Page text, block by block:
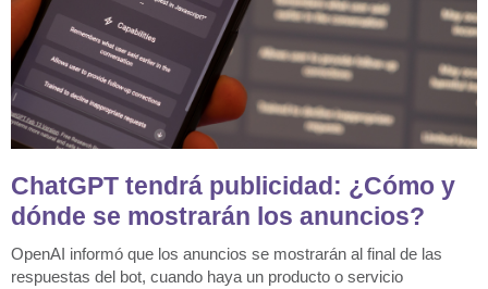
ChatGPT tendrá publicidad: ¿Cómo y
dónde se mostrarán los anuncios?
OpenAI informó que los anuncios se mostrarán al final de las
respuestas del bot, cuando haya un producto o servicio